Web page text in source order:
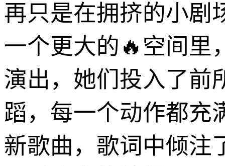
再只是在拥挤的小剧
一个更大的🔥空间里
演出，她们投入了前
蹈，每一个动作都充
新歌曲，歌词中倾注